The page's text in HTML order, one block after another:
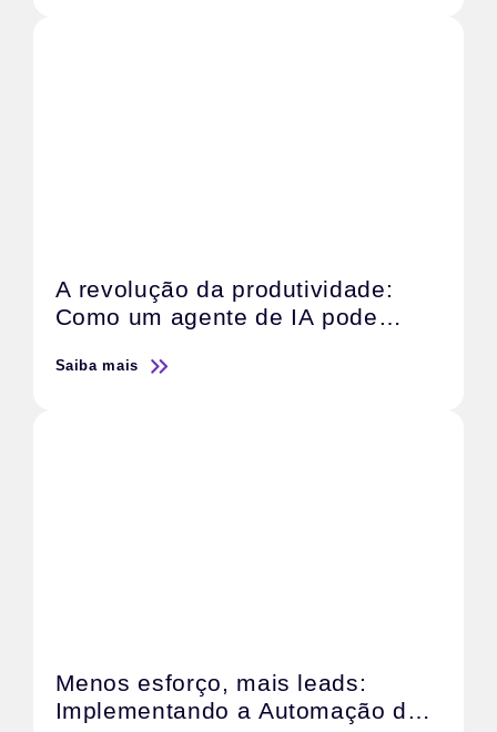
A revolução da produtividade:
Como um agente de IA pode
agência de marketing
Saiba mais
Menos esforço, mais leads:
Implementando a Automação de